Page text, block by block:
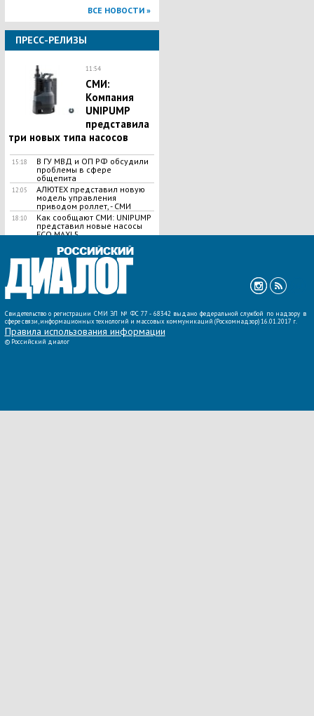
ВСЕ НОВОСТИ »
ПРЕСС-РЕЛИЗЫ
11:54
СМИ:
Компания
UNIPUMP
представила
три новых типа насосов
15:18
В ГУ МВД и ОП РФ обсудили
проблемы в сфере
общепита
12:05
АЛЮТЕХ представил новую
модель управления
приводом роллет, - СМИ
18:10
Как сообщают СМИ: UNIPUMP
представил новые насосы
ЕСО MAXI 5
ВСЕ НОВОСТИ »
Свидетельство о регистрации СМИ ЭЛ № ФС 77 - 68342 выдано федеральной службой по надзору в
сфере связи, информационных технологий и массовых коммуникаций (Роскомнадзор) 16.01.2017 г.
Правила использования информации
© Российский диалог